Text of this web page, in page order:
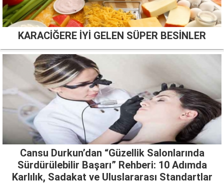
KARACİĞERE İYİ GELEN SÜPER BESİNLER
Cansu Durkun’dan “Güzellik Salonlarında
Sürdürülebilir Başarı” Rehberi: 10 Adımda
Karlılık, Sadakat ve Uluslararası Standartlar